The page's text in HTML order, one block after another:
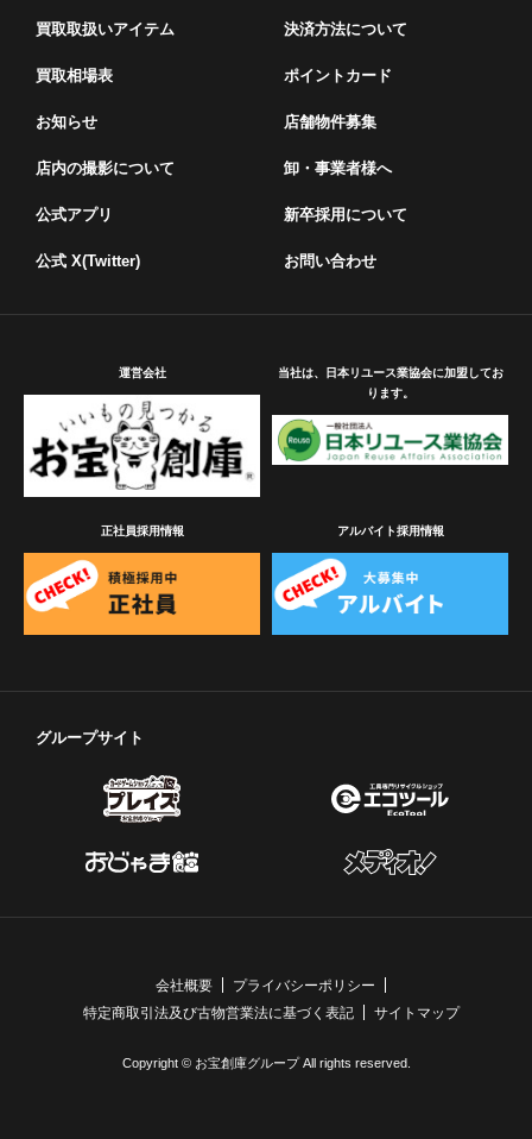
買取取扱いアイテム
買取相場表
お知らせ
店内の撮影について
公式アプリ
公式 X(Twitter)
決済方法について
ポイントカード
店舗物件募集
卸・事業者様へ
新卒採用について
お問い合わせ
運営会社
当社は、日本リユース業協会に加盟してお
ります。
正社員採用情報 アルバイト採用情報
グループサイト
会社概要
プライバシーポリシー
特定商取引法及び古物営業法に基づく表記
サイトマップ
Copyright © お宝創庫グループ All rights reserved.